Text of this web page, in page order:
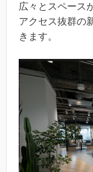
広々とスペース
アクセス抜群の
きます。